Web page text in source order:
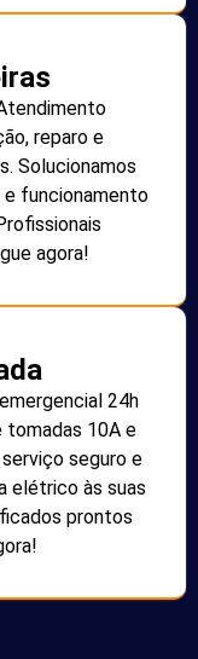
reparo e
Solucionamos
funcionamento
agora!
24h
tomadas 10A e
seguro e
elétrico às suas
prontos